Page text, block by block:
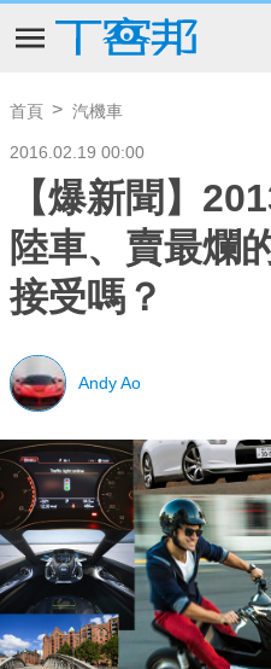
首頁 汽機車
2016.02.19 00:00
【爆新聞】
陸車、賣最爛
接受嗎？
Andy Ao